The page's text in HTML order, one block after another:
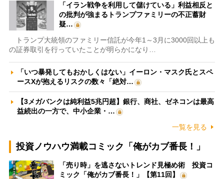
「イラン戦争を利用して儲けている」利益相反と
の批判が強まるトランプファミリーの不正蓄財
疑…
トランプ大統領のファミリー信託が今年1～3月に3000回以上も
の証券取引を行っていたことが明らかになり…
「いつ暴発してもおかしくはない」イーロン・マスク氏とスペ
ースXが抱えるリスクの数々「絶対…
【3メガバンクは純利益5兆円超】銀行、商社、ゼネコンは最高
益続出の一方で、中小企業・…
一覧を見る
投資ノウハウ満載コミック「俺がカブ番長！」
「売り時」を逃さないトレンド見極め術 投資コ
ミック「俺がカブ番長！」【第11回】